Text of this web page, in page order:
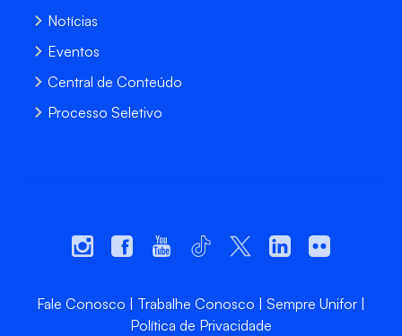
Notícias
Eventos
Central de Conteúdo
Processo Seletivo
Fale Conosco Trabalhe Conosco
Sempre Unifor
Política de Privacidade